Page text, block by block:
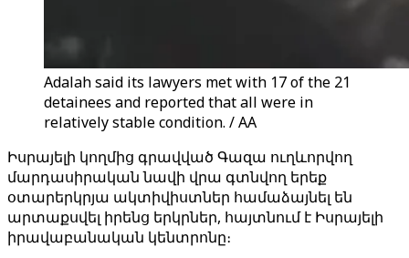
Adalah said its lawyers met with 17 of the 21
detainees and reported that all were in
relatively stable condition. / AA
Իսրայելի կողմից գրավված Գազա ուղևորվող
մարդասիրական նավի վրա գտնվող երեք
օտարերկրյա ակտիվիստներ համաձայնել են
արտաքսվել իրենց երկրներ, հայտնում է Իսրայելի
իրավաբանական կենտրոնը։